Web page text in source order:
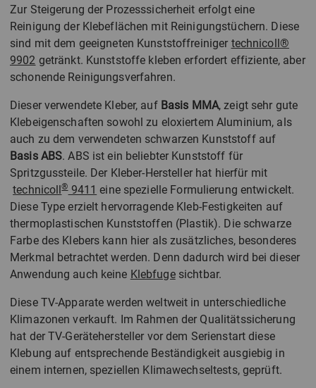
Zur Steigerung der Prozesssicherheit erfolgt eine
Reinigung der Klebeflächen mit Reinigungstüchern. Diese
sind mit dem geeigneten Kunststoffreiniger technicoll®
9902 getränkt. Kunststoffe kleben erfordert effiziente, aber
schonende Reinigungsverfahren.
Dieser verwendete Kleber, auf Basis MMA, zeigt sehr gute
Klebeigenschaften sowohl zu eloxiertem Aluminium, als
auch zu dem verwendeten schwarzen Kunststoff auf
Basis ABS. ABS ist ein beliebter Kunststoff für
Spritzgussteile. Der Kleber-Hersteller hat hierfür mit
technicoll®9411 eine spezielle Formulierung entwickelt.
Diese Type erzielt hervorragende Kleb-Festigkeiten auf
thermoplastischen Kunststoffen (Plastik). Die schwarze
Farbe des Klebers kann hier als zusätzliches, besonderes
Merkmal betrachtet werden. Denn dadurch wird bei dieser
Anwendung auch keine Klebfugesichtbar.
Diese TV-Apparate werden weltweit in unterschiedliche
Klimazonen verkauft. Im Rahmen der Qualitätssicherung
hat der TV-Gerätehersteller vor dem Serienstart diese
Klebung auf entsprechende Beständigkeit ausgiebig in
einem internen, speziellen Klimawechseltests, geprüft.